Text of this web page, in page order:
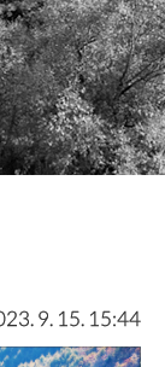
9. 15. 15:44